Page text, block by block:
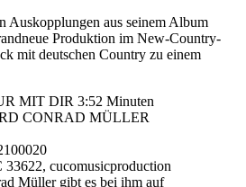
Auskopplungen aus seinem Album
Produktion im New-Country-
mit deutschen Country zu einem
MIT DIR 3:52 Minuten
CONRAD MÜLLER
cucomusicproduction
Müller gibt es bei ihm auf